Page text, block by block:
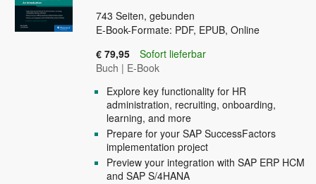
743 Seiten, gebunden
E-Book-Formate: PDF, EPUB, Online
€ 79,95
Sofort lieferbar
Buch | E-Book
Explore key functionality for HR
administration, recruiting, onboarding,
learning, and more
Prepare for your SAP SuccessFactors
implementation project
Preview your integration with SAP ERP HCM
and SAP S/4HANA